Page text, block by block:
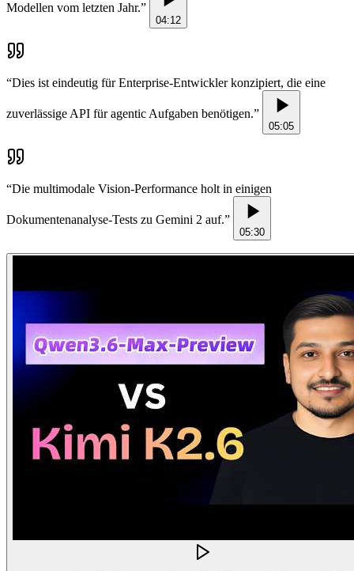
Modellen vom letzten Jahr.”
04:12
“Dies ist eindeutig für Enterprise-Entwickler konzipiert, die eine
zuverlässige API für agentic Aufgaben benötigen.”
05:05
“Die multimodale Vision-Performance holt in einigen
Dokumentenanalyse-Tests zu Gemini 2 auf.”
05:30